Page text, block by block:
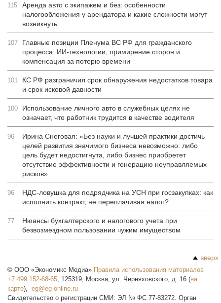
115
Аренда авто с экипажем и без: особенности
налогообложения у арендатора и какие сложности могут
возникнуть
107
Главные позиции Пленума ВС РФ для гражданского
процесса: ИИ-технологии, примирение сторон и
компенсация за потерю времени
101
КС РФ разграничил срок обнаружения недостатков товара
и срок исковой давности
100
Использование личного авто в служебных целях не
означает, что работник трудится в качестве водителя
96
Ирина Снеговая: «Без науки и лучшей практики достичь
целей развития значимого бизнеса невозможно: либо
цель будет недостигнута, либо бизнес приобретет
отсутствие эффективности и генерацию неуправляемых
рисков»
96
НДС-ловушка для подрядчика на УСН при госзакупках: как
исполнить контракт, не переплачивая налог?
77
Нюансы бухгалтерского и налогового учета при
безвозмездном пользовании чужим имуществом
вверх
© ООО «Экономикс Медиа» Правила использования материалов
+7 499 152-68-65 125319 Москва ул. Черняховского, д. 16 (на
карте),
Свидетельство о регистрации СМИ: ЭЛ № ФС 77-83272. Орган